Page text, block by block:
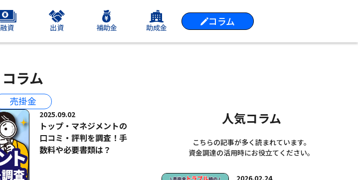
融資 出資 補助金 助成金 コラム
コラム
売掛金
2025.09.02
トップ・マネジメントの
口コミ・評判を調査！手
数料や必要書類は？
人気コラム
こちらの記事が多く読まれています。
資金調達の活用時にお役立てください。
2026.02.24